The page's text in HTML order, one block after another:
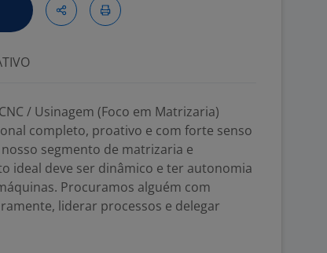
/ Usinagem (Foco em Matrizaria)
completo, proativo e com forte senso
segmento de matrizaria e
ideal deve ser dinâmico e ter autonomia
Procuramos alguém com
liderar processos e delegar